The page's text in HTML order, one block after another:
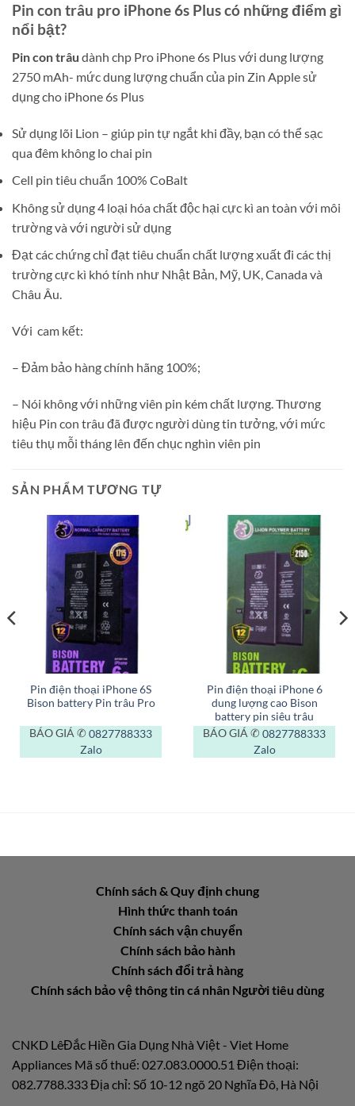
Pin con trâu pro iPhone 6s Plus có những điểm gì
nổi bật?
Pin con trâu dành chp Pro iPhone 6s Plus với dung lượng
2750 mAh- mức dung lượng chuẩn của pin Zin Apple sử
dụng cho iPhone 6s Plus
Sử dụng lõi Lion – giúp pin tự ngắt khi đầy, bạn có thể sạc
qua đêm không lo chai pin
Cell pin tiêu chuẩn 100% CoBalt
Không sử dụng 4 loại hóa chất độc hại cực kì an toàn với môi
trường và với người sử dụng
Đạt các chứng chỉ đạt tiêu chuẩn chất lượng xuất đi các thị
trường cực kì khó tính như Nhật Bản, Mỹ, UK, Canada và
Châu Âu.
Với cam kết:
– Đảm bảo hàng chính hãng 100%;
– Nói không với những viên pin kém chất lượng. Thương
hiệu Pin con trâu đã được người dùng tin tưởng, với mức
tiêu thụ mỗi tháng lên đến chục nghìn viên pin
SẢN PHẨM TƯƠNG TỰ
Pin điện thoại iPhone 6S
Bison battery Pin trâu Pro
BÁO GIÁ ✆ 0827788333
Zalo
Pin điện thoại iPhone 6
dung lượng cao Bison
battery pin siêu trâu
BÁO GIÁ ✆ 0827788333
Zalo
Chính sách & Quy định chung
Hình thức thanh toán
Chính sách vận chuyển
Chính sách bảo hành
Chính sách đổi trả hàng
Chính sách bảo vệ thông tin cá nhân Người tiêu dùng
CNKD LêĐắc Hiền Gia Dụng Nhà Việt - Viet Home
Appliances Mã số thuế: 027.083.0000.51 Điện thoại:
082.7788.333 Địa chỉ: Số 10-12 ngõ 20 Nghĩa Đô, Hà Nội